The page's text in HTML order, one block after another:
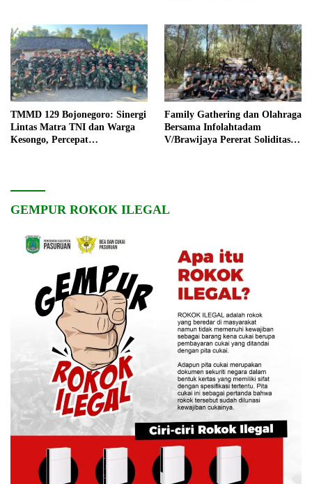
TMMD 129 Bojonegoro: Sinergi
Lintas Matra TNI dan Warga
Kesongo, Percepat
Family Gathering dan Olahraga
Bersama Infolahtadam
V/Brawijaya Pererat Soliditas
GEMPUR ROKOK ILEGAL